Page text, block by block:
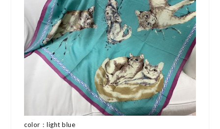
color：light blue